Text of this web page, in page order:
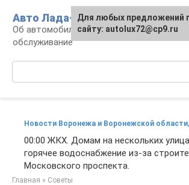
контенту
Авто Лада-люкс
Об автомобилях LADA: эксплуатация и
обслуживание
Новости Воронежа и Воронежской
00:00 ЖКХ. Домам на нескольких
горячее водоснабжение из-за
Московского проспекта.
Главная » Советы
Для любых предложений
сайту: autolux72@cp9.ru